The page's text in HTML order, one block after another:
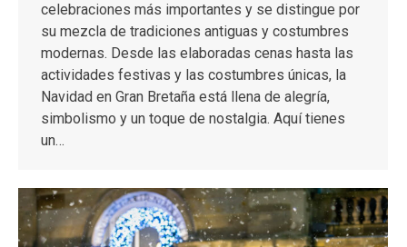
celebraciones más importantes y se distingue por
su mezcla de tradiciones antiguas y costumbres
modernas. Desde las elaboradas cenas hasta las
actividades festivas y las costumbres únicas, la
Navidad en Gran Bretaña está llena de alegría,
simbolismo y un toque de nostalgia. Aquí tienes
un…